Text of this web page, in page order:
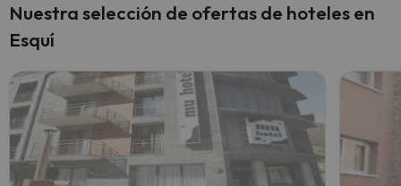
Nuestra selección de ofertas de hoteles en
Esquí